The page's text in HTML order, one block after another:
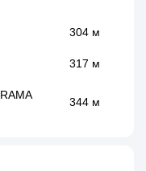
304 м
317 м
344 м